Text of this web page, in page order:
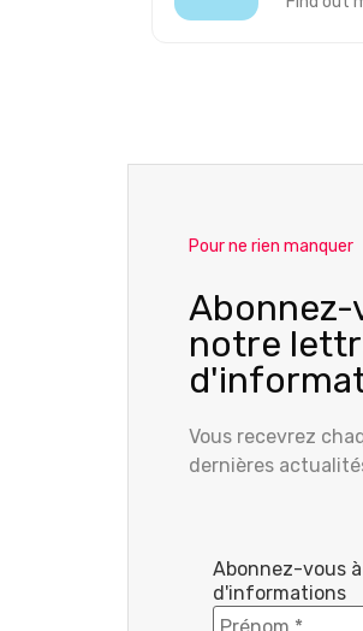
Pour ne rien manquer
Abonnez-
notre
Vous recevrez
dernières
Abonnez-vous
d'informations